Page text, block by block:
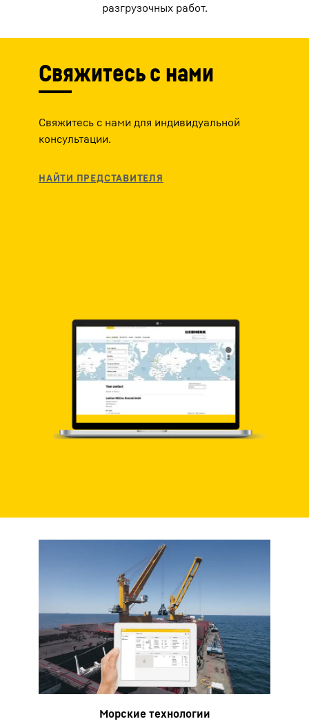
разгрузочных работ.
Свяжитесь с нами
Свяжитесь с нами для индивидуальной
консультации.
Морские технологии